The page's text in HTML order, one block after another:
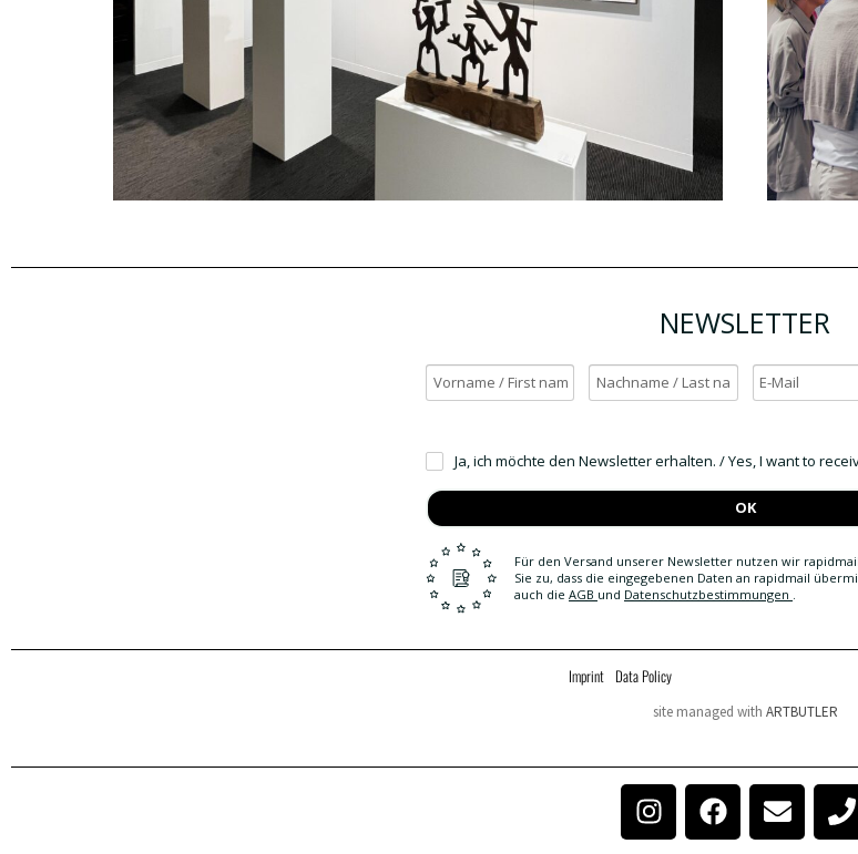
NEWSLETTER
Ja, ich möchte den Newsletter erhalten. / Yes, I want to
OK
Für den Versand unserer Newsletter nutzen wir
Sie zu, dass die eingegebenen Daten an rapidmail
auch die AGB und Datenschutzbestimmungen .
Imprint Data Policy
site managed with ARTBUTLER